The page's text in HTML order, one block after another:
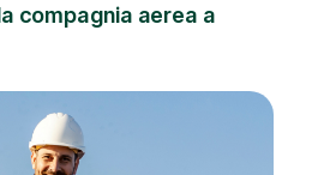
compagnia aerea a